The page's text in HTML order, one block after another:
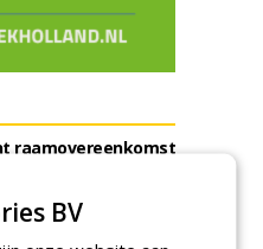
raamovereenkomst
ecologische
en
BV